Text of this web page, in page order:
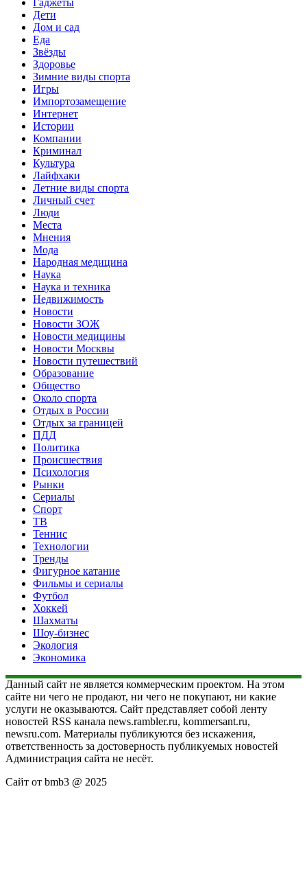
Дети
Дом и сад
Еда
Звёзды
Здоровье
Зимние виды спорта
Игры
Импортозамещение
Интернет
Истории
Компании
Криминал
Культура
Лайфхаки
Летние виды спорта
Личный счет
Люди
Места
Мнения
Мода
Народная медицина
Наука
Наука и техника
Недвижимость
Новости
Новости ЗОЖ
Новости медицины
Новости Москвы
Новости путешествий
Образование
Общество
Около спорта
Отдых в России
Отдых за границей
ПДД
Политика
Происшествия
Психология
Рынки
Сериалы
Спорт
ТВ
Теннис
Технологии
Тренды
Фигурное катание
Фильмы и сериалы
Футбол
Хоккей
Шахматы
Шоу-бизнес
Экология
Экономика
Данный сайт не является коммерческим проектом. На этом
сайте ни чего не продают, ни чего не покупают, ни какие
услуги не оказываются. Сайт представляет собой ленту
новостей RSS канала news.rambler.ru, kommersant.ru,
newsru.com. Материалы публикуются без искажения,
ответственность за достоверность публикуемых новостей
Администрация сайта не несёт.
Сайт от bmb3 @ 2025